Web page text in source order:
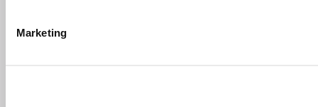
Marketing